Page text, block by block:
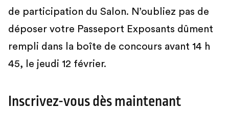
de participation du Salon. N’oubliez pas de
déposer votre Passeport Exposants dûment
rempli dans la boîte de concours avant 14 h
45, le jeudi 12 février.
Inscrivez-vous dès maintenant